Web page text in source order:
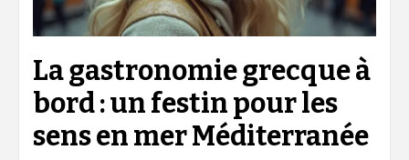
La gastronomie grecque à
bord : un festin pour les
sens en mer Méditerranée